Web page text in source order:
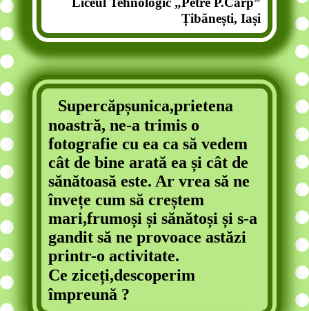
Țibănești, Iași
Supercăpșunica,prietena
noastră, ne-a trimis o
fotografie cu ea ca să vedem
cât de bine arată ea și cât de
sănătoasă este. Ar vrea să ne
învețe cum să creștem
mari,frumoși și sănătoși și s-a
gandit să ne provoace astăzi
printr-o activitate.
Ce ziceți,descoperim
împreună ?